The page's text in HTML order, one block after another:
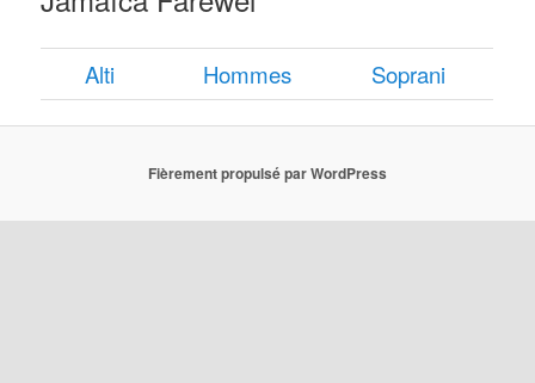
Alti Hommes Soprani
Fièrement propulsé par WordPress